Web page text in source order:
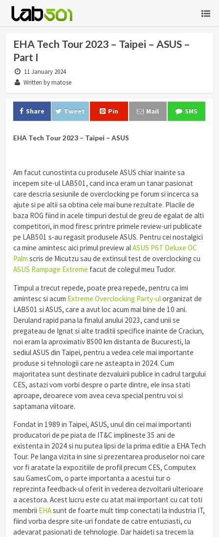
EHA Tech Tour 2023 – Taipei – ASUS –
Part I
11 January 2024
Written by matose
Share Tweet Pin Mail SMS
EHA Tech Tour 2023 – Taipei – ASUS
Am facut cunostinta cu produsele ASUS chiar inainte sa
incepem site-ul LAB501, cand inca eram un tanar pasionat
care descria sesiunile de overclocking pe forum si incerca sa
ajute si pe altii sa obtina cele mai bune rezultate. Placile de
baza ROG fiind in acele timpuri destul de greu de egalat de alti
competitori, in mod firesc printre primele review-uri publicate
pe LAB501 s-au regasit produsele ASUS. Pentru cei nostalgici
ca mine amintesc aici primul preview alASUS P6T Deluxe OC
Palm scris de Micutzu sau de extinsul test de overclocking cu
ASUS Rampage Extreme facut de colegul meu Tudor.
Timpul a trecut repede, poate prea repede, pentru ca imi
amintesc si acum Extreme Overclocking Party-ulorganizat de
LAB501 si ASUS, care a avut loc acum mai bine de 10 ani.
Deruland rapid pana la finalul anului 2023, cand unii se
pregateau de Ignat si alte traditii specifice inainte de Craciun,
noi eram la aproximativ 8500 km distanta de Bucuresti, la
sediul ASUS din Taipei, pentru a vedea cele mai importante
produse si tehnologii care ne asteapta in 2024. Cum
majoritatea sunt destinate dezvaluirii publice in cadrul targului
CES, astazi vom vorbi despre o parte dintre, ele insa stati
aproape, deoarece vom avea ceva special pentru voi si
saptamana viitoare.
Fondat in 1989 in Taipei, ASUS, unul din cei mai importanti
producatori de pe piata de IT&C implineste 35 ani de
existenta in 2024 si nu putea lipsi de la prima editie a EHA Tech
Tour. Pe langa vizita in sine si prezentarea produselor noi care
vor fi aratate la expozitiile de profil precum CES, Computex
sau GamesCom, o parte importanta a acestui tur o
reprezinta feedback-ul oferit in vederea dezvoltarii ulterioare
a acestora. Acest lucru este cu atat mai important cu cat toti
membrii EHAsunt de foarte mult timp conectati la industria IT,
fiind vorba despre site-uri fondate de catre entuziasti, cu
adevarat pasionati de tehnologie. Dar haideti sa trecem la